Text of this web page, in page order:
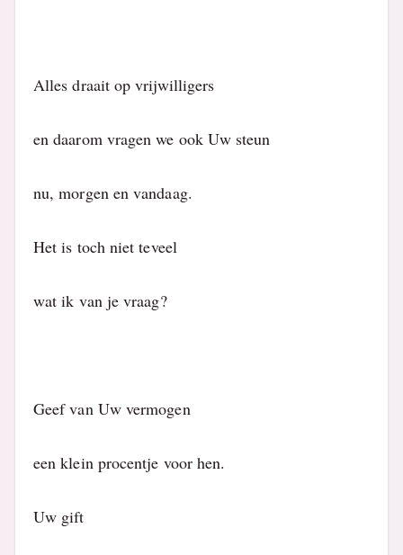
Alles draait op vrijwilligers
en daarom vragen we ook Uw steun
nu, morgen en vandaag.
Het is toch niet teveel
wat ik van je vraag?
Geef van Uw vermogen
een klein procentje voor hen.
Uw gift